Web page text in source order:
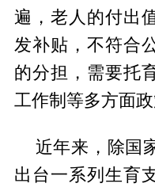
遍，老人的付出
发补贴，不符合
的分担，需要托
工作制等多方面政
近年来，除国
出台一系列生育